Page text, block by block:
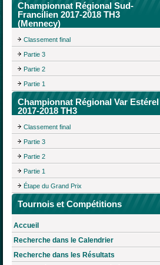
Championnat Régional Sud-
Francilien 2017-2018 TH3
(Mennecy)
Classement final
Partie 3
Partie 2
Partie 1
Championnat Régional Var Estérel
2017-2018 TH3
Classement final
Partie 3
Partie 2
Partie 1
Étape du Grand Prix
Tournois et Compétitions
Accueil
Recherche dans le Calendrier
Recherche dans les Résultats